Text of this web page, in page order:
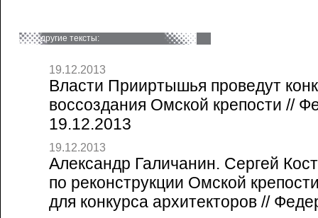
другие тексты:
19.12.2013
Власти Прииртышья проведут
воссоздания Омской крепости //
19.12.2013
19.12.2013
Александр Галичанин. Сергей
по реконструкции Омской
для конкурса архитекторов //